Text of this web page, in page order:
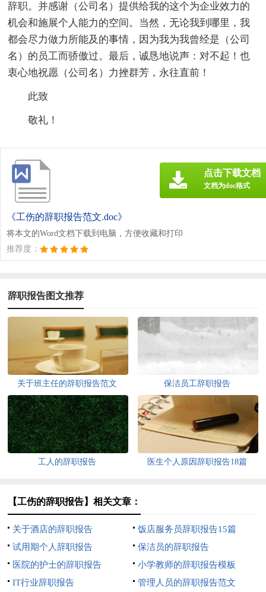
辞职。并感谢（公司名）提供给我的这个为企业效力的
机会和施展个人能力的空间。当然，无论我到哪里，我
都会尽力做力所能及的事情，因为我为我曾经是（公司
名）的员工而骄傲过。最后，诚恳地说声：对不起！也
衷心地祝愿（公司名）力挫群芳，永往直前！
此致
敬礼！
《工伤的辞职报告范文.doc》
将本文的Word文档下载到电脑，方便收藏和打印
推荐度：
点击下载文档
文档为doc格式
辞职报告图文推荐
关于班主任的辞职报告范文 保洁员工辞职报告
工人的辞职报告 医生个人原因辞职报告18篇
【工伤的辞职报告】相关文章：
关于酒店的辞职报告
饭店服务员辞职报告15篇
试用期个人辞职报告
保洁员的辞职报告
医院的护士的辞职报告
小学教师的辞职报告模板
IT行业辞职报告
管理人员的辞职报告范文